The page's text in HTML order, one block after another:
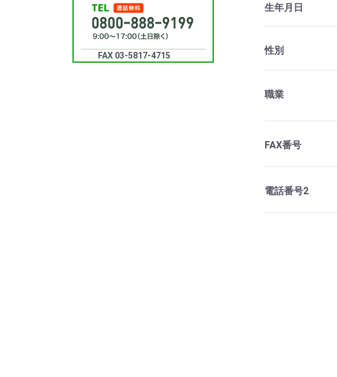
FAX 03-5817-4715
生年月日
性別
職業
FAX番号
電話番号2